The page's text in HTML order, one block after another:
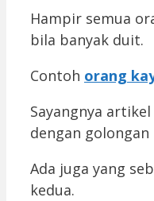
Hampir semua
bila banyak duit.
Contoh orang
Sayangnya
dengan
Ada juga yang
kedua.